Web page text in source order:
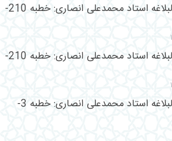
شرح نهج البلاغه استاد محمدعلی انصاری: خطبه 210-
شرح نهج البلاغه استاد محمدعلی انصاری: خطبه 210-
شرح نهج البلاغه استاد محمدعلی انصاری: خطبه 3-